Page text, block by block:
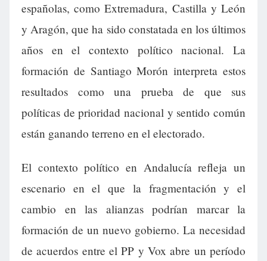
españolas, como Extremadura, Castilla y León
y Aragón, que ha sido constatada en los últimos
años en el contexto político nacional. La
formación de Santiago Morón interpreta estos
resultados como una prueba de que sus
políticas de prioridad nacional y sentido común
están ganando terreno en el electorado.
El contexto político en Andalucía refleja un
escenario en el que la fragmentación y el
cambio en las alianzas podrían marcar la
formación de un nuevo gobierno. La necesidad
de acuerdos entre el PP y Vox abre un período